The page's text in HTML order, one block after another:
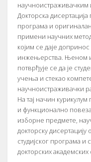
научноистраживачким
Докторска
програма и
примени научних
којим се даје
инжењерства. Њеном
потврђује се да је
учења и стекао
научноистраживачки
На тај начин
и функционално
изборне предмете,
докторску
студијског програма
докторских академских